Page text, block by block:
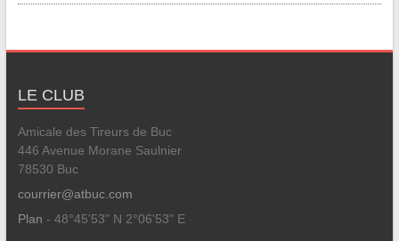
LE CLUB
Amicale des Tireurs de Buc
446 Avenue Morane Saulnier
78530 Buc
courrier@atbuc.com
Plan - 48°45'53" N 2°06'53" E